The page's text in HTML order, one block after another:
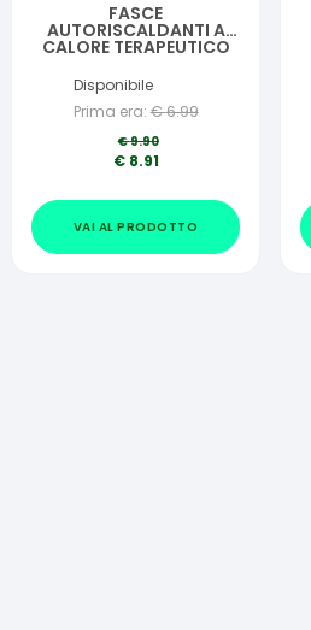
FASCE
AUTORISCALDANTI A
CALORE TERAPEUTICO
COLLO/SPALLA/POLSO
2 PEZZI
Disponibile
Prima era: €6.99
€9.90
€ 8.91
VAI AL PRODOTTO